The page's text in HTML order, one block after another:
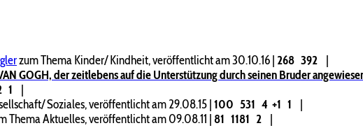
zum Thema Kinder/ Kindheit, veröffentlicht am 30.10.16| 268 392
|
GOGH, der zeitlebens auf die Unterstützung durch seinen Bruder
1
|
Soziales, veröffentlicht am 29.08.15|100 531 4 +1 1
|
Thema Aktuelles, veröffentlicht am 09.08.11 |81 1181 2
|